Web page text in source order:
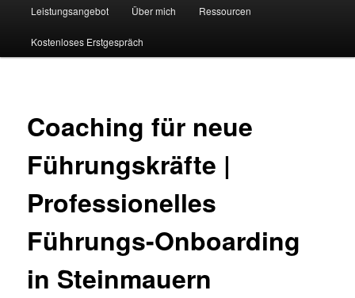
Leistungsangebot Über mich Ressourcen
Kostenloses Erstgespräch
Coaching für neue
Führungskräfte |
Professionelles
Führungs-Onboarding
in Steinmauern